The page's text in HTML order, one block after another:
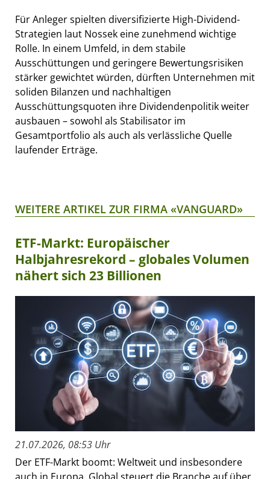
Für Anleger spielten diversifizierte High-Dividend-
Strategien laut Nossek eine zunehmend wichtige
Rolle. In einem Umfeld, in dem stabile
Ausschüttungen und geringere Bewertungsrisiken
stärker gewichtet würden, dürften Unternehmen mit
soliden Bilanzen und nachhaltigen
Ausschüttungsquoten ihre Dividendenpolitik weiter
ausbauen – sowohl als Stabilisator im
Gesamtportfolio als auch als verlässliche Quelle
laufender Erträge.
WEITERE ARTIKEL ZUR FIRMA «VANGUARD»
ETF-Markt: Europäischer
Halbjahresrekord – globales Volumen
nähert sich 23 Billionen
21.07.2026, 08:53 Uhr
Der ETF-Markt boomt: Weltweit und insbesondere